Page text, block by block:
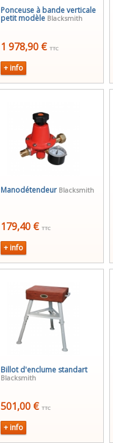
Ponceuse à bande verticale
petit modèle Blacksmith
1 978,90 € TTC
+ info
Manodétendeur Blacksmith
179,40 € TTC
+ info
Billot d'enclume standart
Blacksmith
501,00 € TTC
+ info